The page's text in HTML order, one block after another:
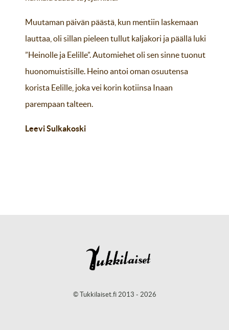
Muutaman päivän päästä, kun mentiin laskemaan
lauttaa, oli sillan pieleen tullut kaljakori ja päällä luki
”Heinolle ja Eelille”. Automiehet oli sen sinne tuonut
huonomuistisille. Heino antoi oman osuutensa
korista Eelille, joka vei korin kotiinsa Inaan
parempaan talteen.
Leevi Sulkakoski
© Tukkilaiset.fi 2013 - 2026